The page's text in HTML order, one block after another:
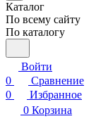
Каталог
По всему сайту
По каталогу
Войти
0
Сравнение
0
Избранное
0 Корзина